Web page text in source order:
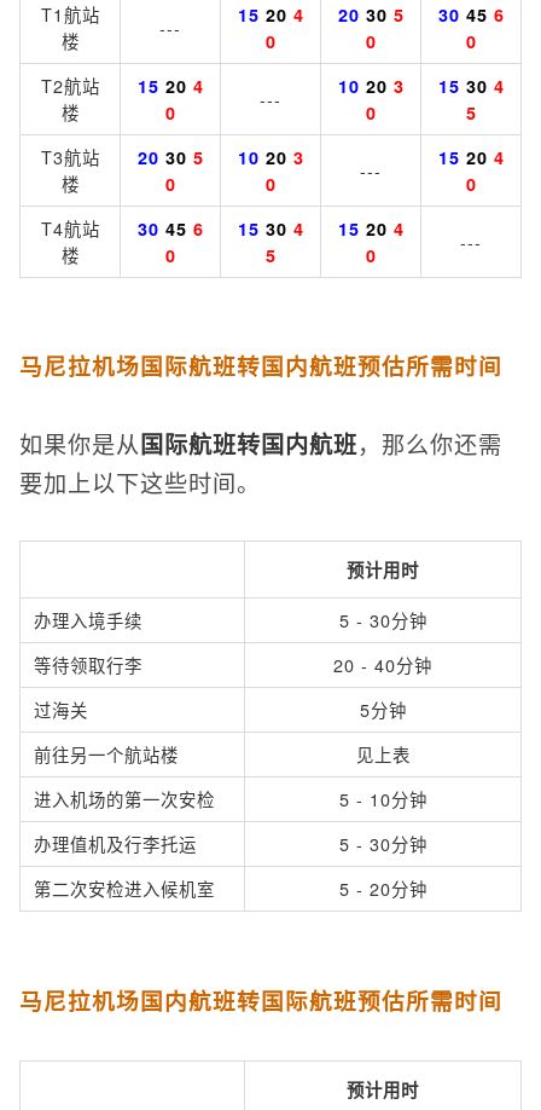
T1航站
楼
--- 15 20 4
0
20 30 5
0
30 45 6
0
T2航站
楼
15 20 4
0
--- 10 20 3
0
15 30 4
5
T3航站
楼
20 30 5
0
10 20 3
0
--- 15 20 4
0
T4航站
楼
30 45 6
0
15 30 4
5
15 20 4
0
---
马尼拉机场国际航班转国内航班预估所需时间
如果你是从国际航班转国内航班，那么你还需
要加上以下这些时间。
预计用时
办理入境手续
5 - 30分钟
等待领取行李
20 - 40分钟
过海关
5分钟
前往另一个航站楼
见上表
进入机场的第一次安检
5 - 10分钟
办理值机及行李托运
5 - 30分钟
第二次安检进入候机室
5 - 20分钟
马尼拉机场国内航班转国际航班预估所需时间
预计用时